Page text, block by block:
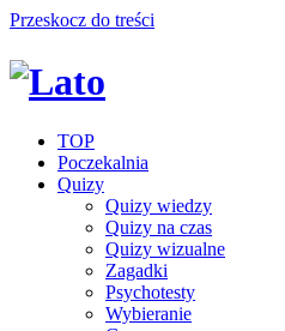
Przeskocz do treści
TOP
Poczekalnia
Quizy
Quizy wiedzy
Quizy na czas
Quizy wizualne
Zagadki
Psychotesty
Wybieranie